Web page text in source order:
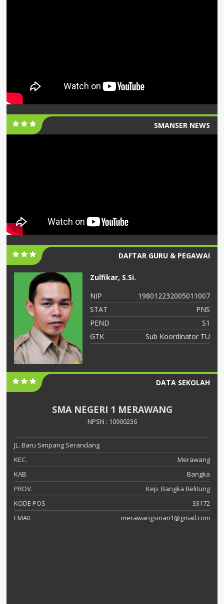
SMANSER NEWS
DAFTAR GURU & PEGAWAI
Zulfikar, S.Si.
NIP
198012232005011007
STAT
PNS
PEND
S1
GTK
Sub Koordinator TU
DATA SEKOLAH
SMA NEGERI 1 MERAWANG
NPSN : 10900236
JL. Baru Simpang Serandang
KEC.
Merawang
KAB.
Bangka
PROV.
Kep. Bangka Belitung
KODE POS
33172
EMAIL
merawangsman1@gmail.com